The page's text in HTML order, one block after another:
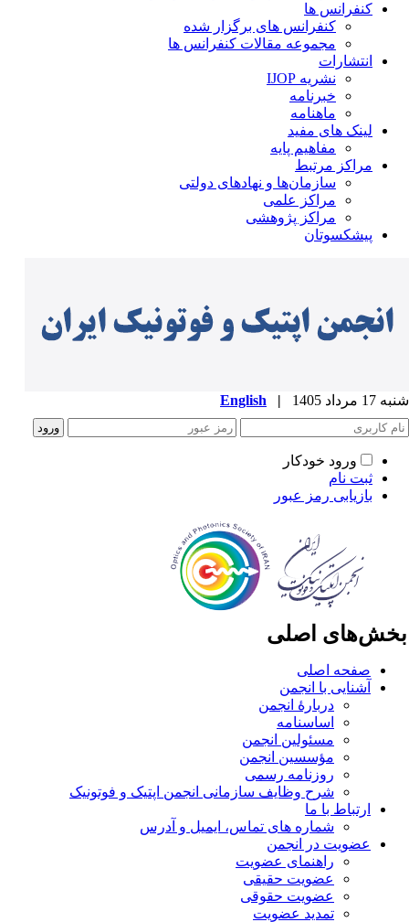
کنفرانس ها
کنفرانس های برگزار شده
مجموعه مقالات کنفرانس ها
انتشارات
نشریه IJOP
خبرنامه
ماهنامه
لینک های مفید
مفاهیم پایه
مراکز مرتبط
سازمان‌ها و نهادهای دولتی
مراکز علمی
مراکز پژوهشی
پیشکسوتان
مرداد 1405 |
English
ورود خودکار
ثبت نام
بازیابی رمز عبور
اصلی
صفحه اصلی
آشنایی با انجمن
دربارۀ انجمن
اساسنامه
مسئولین انجمن
مؤسسین انجمن
روزنامه رسمی
شرح وظایف سازمانی انجمن اپتیک و فوتونیک
ارتباط با ما
شماره های تماس، ایمیل و آدرس
عضویت در انجمن
راهنمای عضویت
عضویت حقیقی
عضویت حقوقی
تمدید عضویت